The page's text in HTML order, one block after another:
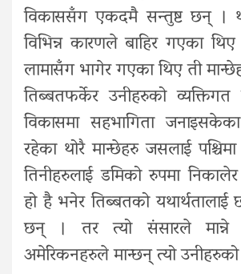
विकाससँग एकदमै सन्तुष्ट छन् ।
विभिन्न कारणले बाहिर गएका
लामासँग भागेर गएका थिए ती
तिब्बतफर्केर उनीहरुको
विकासमा सहभागिता
रहेका थोरै मान्छेहरु जसलाई
तिनीहरुलाई डमिको रुपमा
हो है भनेर तिब्बतको यथार्थतालाई
छन् । तर त्यो संसारले
अमेरिकनहरुले मान्छन् त्यो उनीहरुको